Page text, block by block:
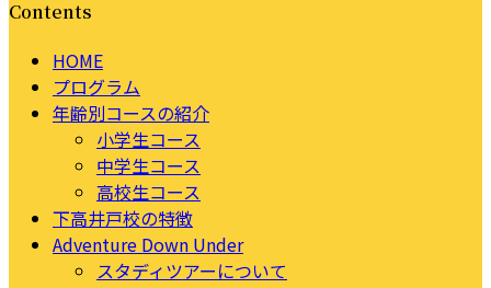
Contents
HOME
プログラム
年齢別コースの紹介
小学生コース
中学生コース
高校生コース
下高井戸校の特徴
Adventure Down Under
スタディツアーについて